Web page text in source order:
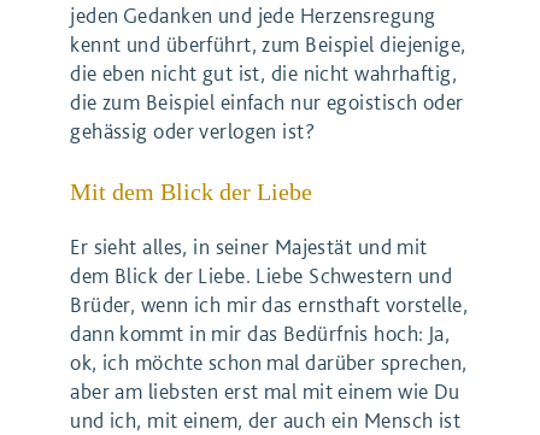
jeden Gedanken und jede Herzensregung
kennt und überführt, zum Beispiel diejenige,
die eben nicht gut ist, die nicht wahrhaftig,
die zum Beispiel einfach nur egoistisch oder
gehässig oder verlogen ist?
Mit dem Blick der Liebe
Er sieht alles, in seiner Majestät und mit
dem Blick der Liebe. Liebe Schwestern und
Brüder, wenn ich mir das ernsthaft vorstelle,
dann kommt in mir das Bedürfnis hoch: Ja,
ok, ich möchte schon mal darüber sprechen,
aber am liebsten erst mal mit einem wie Du
und ich, mit einem, der auch ein Mensch ist